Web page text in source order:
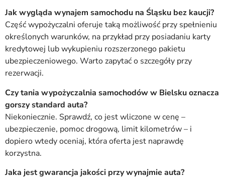
Jak wygląda wynajem samochodu na Śląsku bez kaucji?
Część wypożyczalni oferuje taką możliwość przy spełnieniu
określonych warunków, na przykład przy posiadaniu karty
kredytowej lub wykupieniu rozszerzonego pakietu
ubezpieczeniowego. Warto zapytać o szczegóły przy
rezerwacji.
Czy tania wypożyczalnia samochodów w Bielsku oznacza
gorszy standard auta?
Niekoniecznie. Sprawdź, co jest wliczone w cenę –
ubezpieczenie, pomoc drogową, limit kilometrów – i
dopiero wtedy oceniaj, która oferta jest naprawdę
korzystna.
Jaka jest gwarancja jakości przy wynajmie auta?